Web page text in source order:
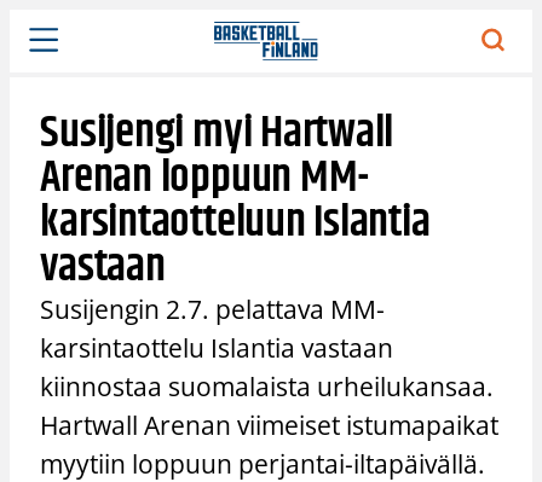
Siirry
sisältöön
Susijengi myi Hartwall
Arenan loppuun MM-
karsintaotteluun Islantia
vastaan
Susijengin 2.7. pelattava MM-
karsintaottelu Islantia vastaan
kiinnostaa suomalaista urheilukansaa.
Hartwall Arenan viimeiset istumapaikat
myytiin loppuun perjantai-iltapäivällä.